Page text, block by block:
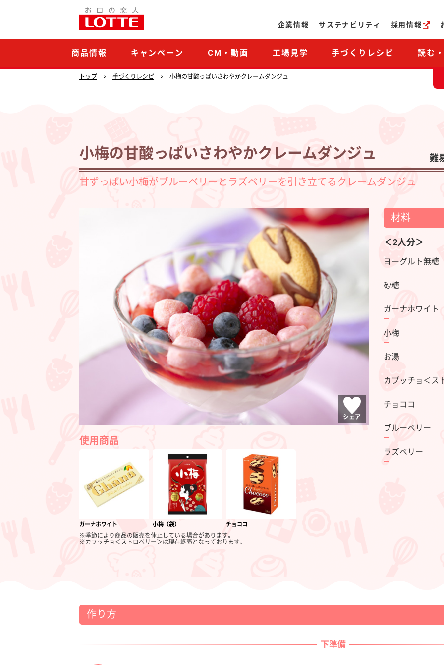
甘
企業情報 サステナビリティ 採用情報
商品情報 キャンペーン CM・動画 工場見学 手づくりレシピ 読む
トップ 手づくりレシピ 小梅の甘酸っぱいさわやかクレームダンジュ
小梅の甘酸っぱいさわやかクレームダンジュ 難
甘ずっぱい小梅がブルーベリーとラズベリーを引き立てるクレームダンジュ
シェア
使用商品
ガーナホワイト 小梅（袋） チョココ
※季節により商品の販売を休止している場合があります。
※カプッチョ＜ストロベリー＞は現在終売となっております。
材料
＜2人分＞
ヨーグルト無糖
砂糖
ガーナホワイト
小梅
お湯
カプッチョ＜ス
チョココ
ブルーベリー
ラズベリー
作り方
下準備